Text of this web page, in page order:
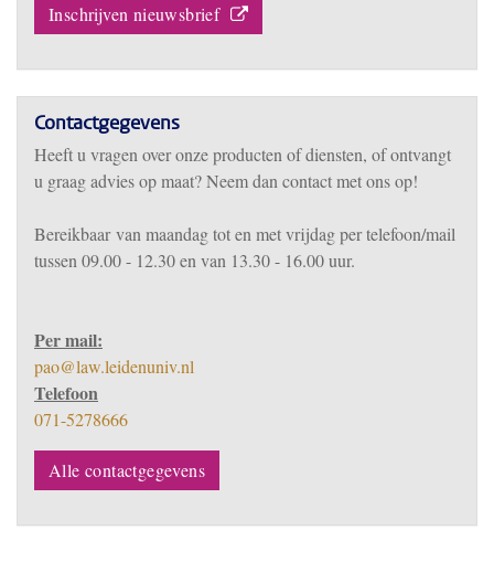
Inschrijven nieuwsbrief
Contactgegevens
Heeft u vragen over onze producten of diensten, of ontvangt
u graag advies op maat? Neem dan contact met ons op!
Bereikbaarvan maandag tot en met vrijdag per telefoon/mail
tussen 09.00 - 12.30 en van 13.30 - 16.00 uur.
Per mail:
pao@law.leidenuniv.nl
Telefoon
071-5278666
Alle contactgegevens